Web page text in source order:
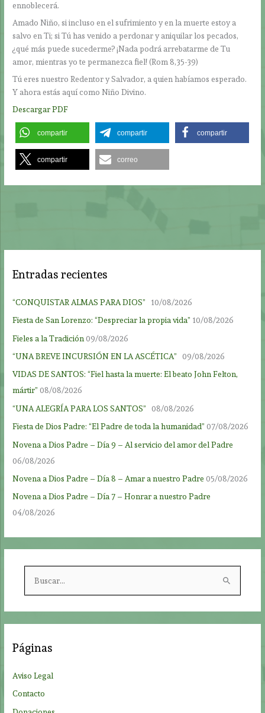
ennoblecerá.
Amado Niño, si incluso en el sufrimiento y en la muerte estoy a
salvo en Ti; si Tú has venido a perdonar y aniquilar los pecados,
¿qué más puede sucederme? ¡Nada podrá arrebatarme de Tu
amor, mientras yo te permanezca fiel! (Rom 8,35-39)
Tú eres nuestro Redentor y Salvador, a quien habíamos esperado.
Y ahora estás aquí como Niño Divino.
Descargar PDF
compartir compartir compartir
compartir correo
Entradas recientes
“CONQUISTAR ALMAS PARA DIOS”
10/08/2026
Fiesta de San Lorenzo: “Despreciar la propia vida” 10/08/2026
Fieles a la Tradición 09/08/2026
“UNA BREVE INCURSIÓN EN LA ASCÉTICA”
09/08/2026
VIDAS DE SANTOS: “Fiel hasta la muerte: El beato John Felton,
mártir” 08/08/2026
“UNA ALEGRÍA PARA LOS SANTOS”
08/08/2026
Fiesta de Dios Padre: “El Padre de toda la humanidad” 07/08/2026
Novena a Dios Padre – Día 9 – Al servicio del amor del Padre
06/08/2026
Novena a Dios Padre – Día 8 – Amar a nuestro Padre 05/08/2026
Novena a Dios Padre – Día 7 – Honrar a nuestro Padre
04/08/2026
r
Páginas
Aviso Legal
Contacto